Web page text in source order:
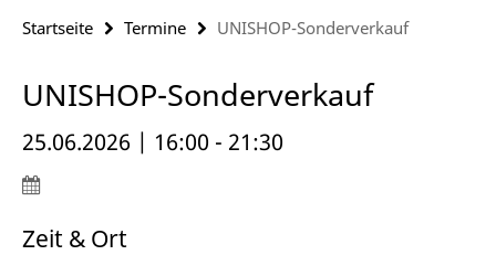
Startseite Termine UNISHOP-Sonderverkauf
UNISHOP-Sonderverkauf
25.06.2026 | 16:00 - 21:30
Zeit & Ort